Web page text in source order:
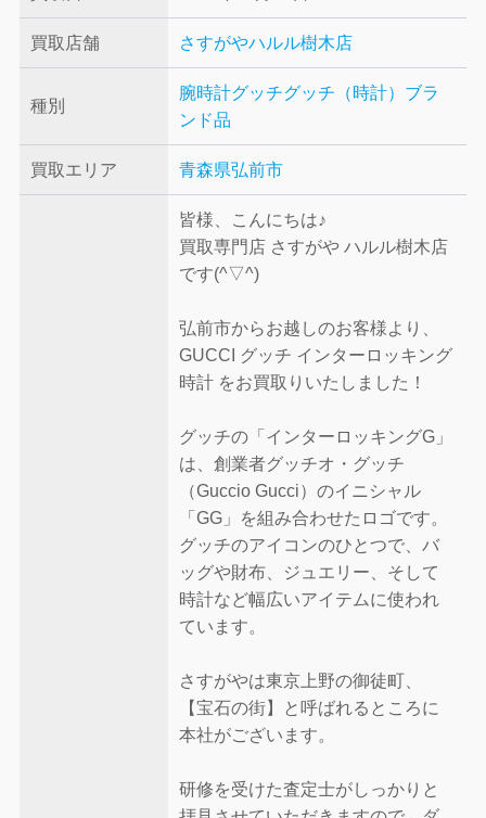
買取店舗 さすがやハルル樹木店
種別
腕時計グッチグッチ（時計） ブラ
ンド品
買取エリア 青森県弘前市
皆様、こんにちは♪
買取専門店 さすがや ハルル樹木店
です(^▽^)
弘前市からお越しのお客様より、
GUCCI グッチ インターロッキング
時計 をお買取りいたしました！
グッチの「インターロッキングG」
は、創業者グッチオ・グッチ
（Guccio Gucci）のイニシャル
「GG」を組み合わせたロゴです。
グッチのアイコンのひとつで、バ
ッグや財布、ジュエリー、そして
時計など幅広いアイテムに使われ
ています。
さすがやは東京上野の御徒町、
【宝石の街】と呼ばれるところに
本社がございます。
研修を受けた査定士がしっかりと